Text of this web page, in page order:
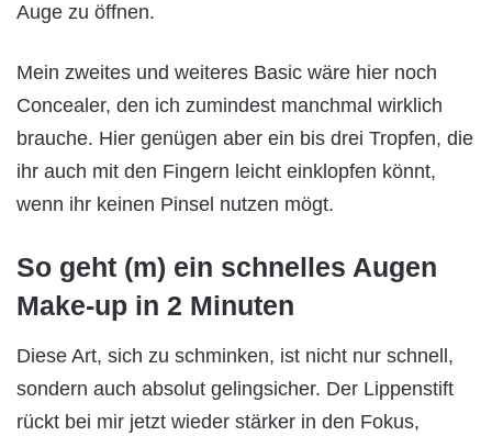
Auge zu öffnen.
Mein zweites und weiteres Basic wäre hier noch
Concealer, den ich zumindest manchmal wirklich
brauche. Hier genügen aber ein bis drei Tropfen, die
ihr auch mit den Fingern leicht einklopfen könnt,
wenn ihr keinen Pinsel nutzen mögt.
So geht (m) ein schnelles Augen
Make-up in 2 Minuten
Diese Art, sich zu schminken, ist nicht nur schnell,
sondern auch absolut gelingsicher. Der Lippenstift
rückt bei mir jetzt wieder stärker in den Fokus,